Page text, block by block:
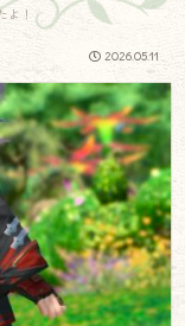
よ！
2026.05.11